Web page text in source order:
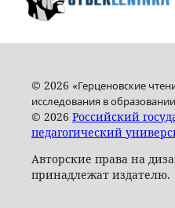
© 2026 «Герценовские
исследования в образовании
© 2026 Российский
педагогический
Авторские права на
принадлежат издателю.